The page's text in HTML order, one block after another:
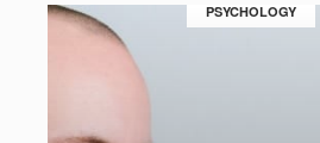
PSYCHOLOGY